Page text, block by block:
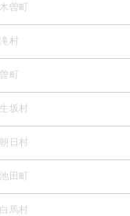
曽町
村
町
坂村
日村
田町
馬村